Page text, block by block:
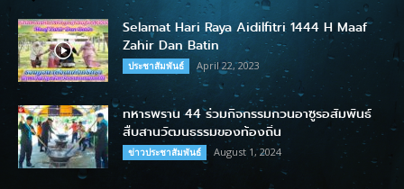
Selamat Hari Raya Aidilfitri 1444 H Maaf
Zahir Dan Batin
ประชาสัมพันธ์ April 22, 2023
ทหารพราน 44 ร่วมกิจกรรมกวนอาซูรอสัมพันธ์
สืบสานวัฒนธรรมของท้องถิ่น
ข่าวประชาสัมพันธ์ August 1, 2024